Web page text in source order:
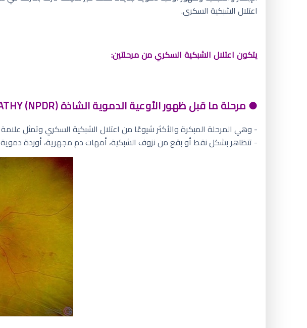
اعتلال الشبكية السكري.
يتكون اعتلال الشبكية السكري من مرحلتين:
● مرحلة ما قبل ظهور الأوعية الدموية الشاذة NONPROLIFERATIVE DIABETIC RETINOPATHY (NPDR):
- وهي المرحلة المبكرة والأكثر شيوعًا من اعتلال الشبكية السكري وتمثل علامة
- تتظاهر بشكل نقط أو بقع من نزوف الشبكية، أمهات دم مجهرية، أوردة